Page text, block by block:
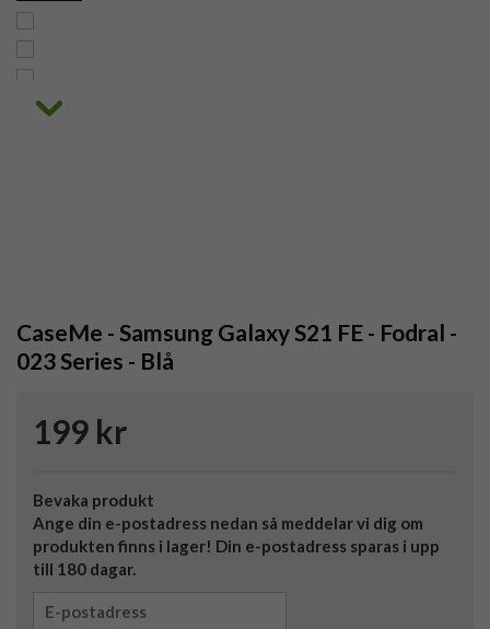
CaseMe - Samsung Galaxy S21 FE - Fodral -
023 Series - Blå
199 kr
Bevaka produkt
Ange din e-postadress nedan så meddelar vi dig om
produkten finns i lager! Din e-postadress sparas i upp
till 180 dagar.